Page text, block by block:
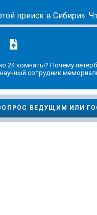
24 комнаты? Почему
сотрудник
ВЕДУЩИМ ИЛИ